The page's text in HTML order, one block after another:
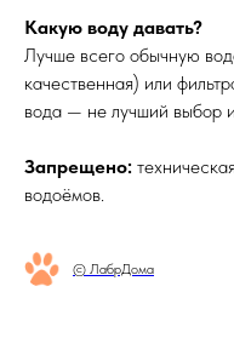
Какую воду давать?
Лучше всего обычную
качественная) или
вода — не лучший выбор
Запрещено:
водоёмов.
© ЛабрДома